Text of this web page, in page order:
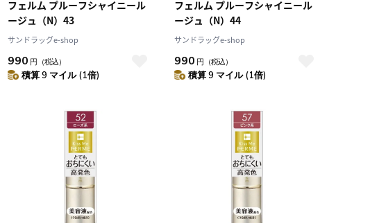
フェルム プルーフシャイニール
ージュ（N）43
サンドラッグe-shop
990 円 （税込）
積算 9 マイル (1倍)
フェルム プルーフシャイニール
ージュ（N）44
サンドラッグe-shop
990 円 （税込）
積算 9 マイル (1倍)